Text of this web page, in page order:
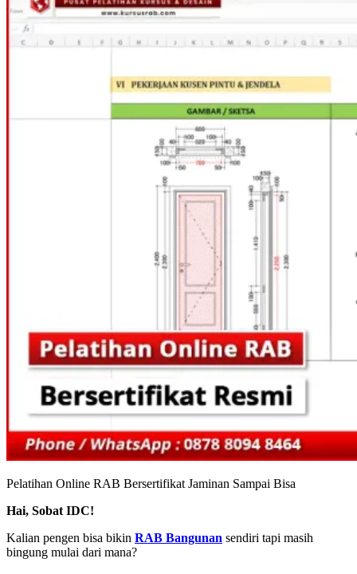
Pelatihan Online RAB Bersertifikat Jaminan Sampai Bisa
Hai, Sobat IDC!
Kalian pengen bisa bikin RAB Bangunan sendiri tapi masih
bingung mulai dari mana?